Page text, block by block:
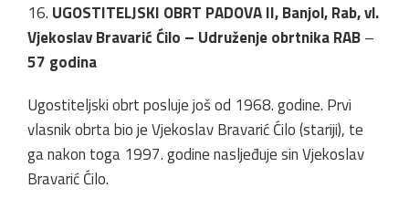
16. UGOSTITELJSKI OBRT PADOVA II, Banjol, Rab, vl.
Vjekoslav Bravarić Ćilo – Udruženje obrtnika RAB–
57 godina
Ugostiteljski obrt posluje još od 1968. godine. Prvi
vlasnik obrta bio je Vjekoslav Bravarić Ćilo (stariji), te
ga nakon toga 1997. godine nasljeđuje sin Vjekoslav
Bravarić Ćilo.